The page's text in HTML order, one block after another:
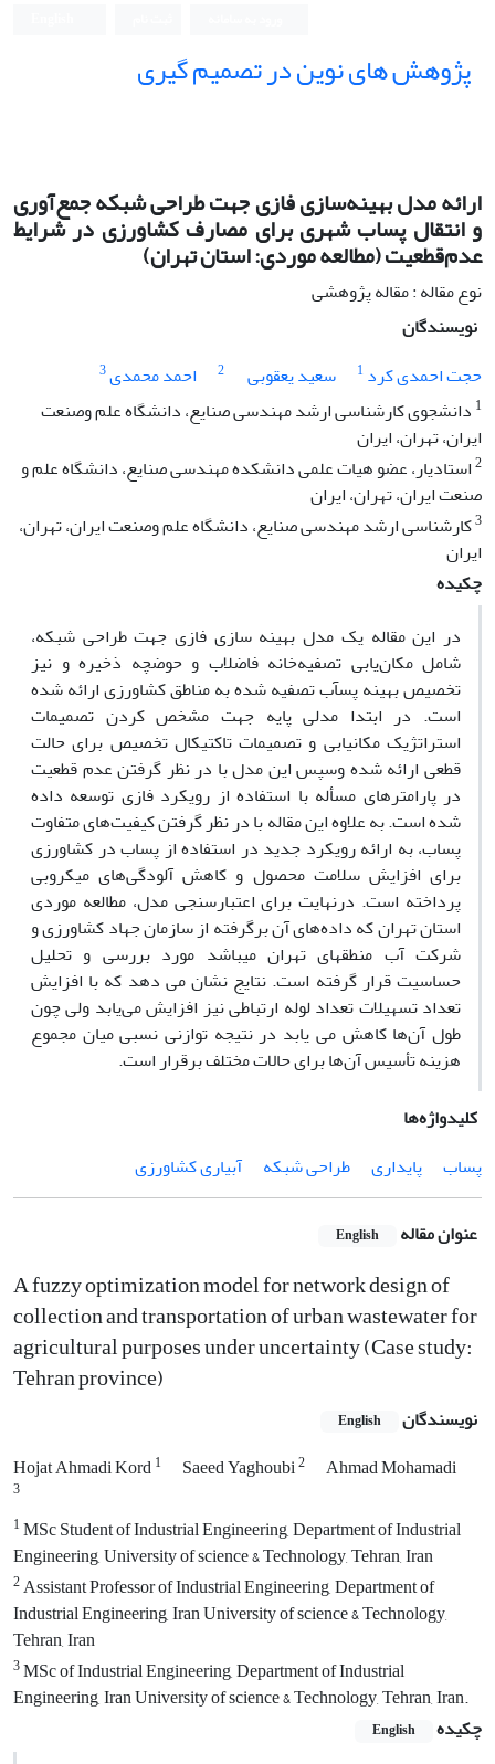
پژوهش های نوین در تصمیم گیری
ارائه مدل بهینه‌سازی فازی جهت ‌طراحی شبکه جمع‌آوری
و انتقال پساب شهری برای مصارف کشاورزی در شرایط
عدم‌قطعیت (مطالعه موردی: استان تهران)
نوع مقاله : مقاله پژوهشی
نویسندگان
حجت احمدی کرد 1 سعید یعقوبی 2 احمد محمدی3
1 دانشجوی کارشناسی ارشد مهندسی صنایع، دانشگاه علم وصنعت
ایران، تهران، ایران
2استادیار، عضو هیات علمی دانشکده مهندسی صنایع، دانشگاه علم و
صنعت ایران، تهران، ایران
3کارشناسی ارشد مهندسی صنایع، دانشگاه علم وصنعت ایران، تهران،
ایران
چکیده
در این مقاله یک مدل بهینه سازی فازی جهت طراحی شبکه،
شامل مکان‌یابی تصفیه‌خانه فاضلاب و حوضچه ذخیره و نیز
تخصیص بهینه پسآب تصفیه شده به مناطق کشاورزی ارائه شده
است. در ابتدا مدلی پایه جهت مشخص کردن تصمیمات
استراتژیک مکانیابی و تصمیمات تاکتیکال تخصیص برای حالت
قطعی ارائه شده وسپس این مدل با در نظر گرفتن عدم قطعیت
در پارامترهای مسأله با استفاده از رویکرد فازی توسعه داده
شده است. به علاوه این مقاله با در نظر گرفتن کیفیت‌های متفاوت
پساب، به ارائه رویکرد جدید در استفاده از پساب در کشاورزی
برای افزایش سلامت محصول و کاهش آلودگی‌های میکروبی
پرداخته است. درنهایت برای اعتبارسنجی مدل، مطالعه موردی
استان تهران که داده‌های آن برگرفته از سازمان جهاد کشاورزی و
شرکت آب منطقهای تهران میباشد مورد بررسی و تحلیل
حساسیت قرار گرفته است. نتایج نشان می دهد که با افزایش
تعداد تسهیلات تعداد لوله ارتباطی نیز افزایش می‌یابد ولی چون
طول آن‌ها کاهش می یابد در نتیجه توازنی نسبی میان مجموع
هزینه تأسیس آن‌ها برای حالات مختلف برقرار است.
کلیدواژه‌ها
پساب
پایداری طراحی شبکه آبیاری کشاورزی
عنوان مقاله English
A fuzzy optimization model for network design of
collection and transportation of urban wastewater for
agricultural purposes under uncertainty (Case study:
Tehran province)
نویسندگان English
Hojat Ahmadi Kord1 Saeed Yaghoubi2 Ahmad Mohamadi
3
1MSc Student of Industrial Engineering, Department of Industrial
Engineering, University of science & Technology, Tehran, Iran
2Assistant Professor of Industrial Engineering, Department of
Industrial Engineering, Iran University of science & Technology,
Tehran, Iran
3MSc of Industrial Engineering, Department of Industrial
Engineering, Iran University of science & Technology, Tehran, Iran.
چکیده
English